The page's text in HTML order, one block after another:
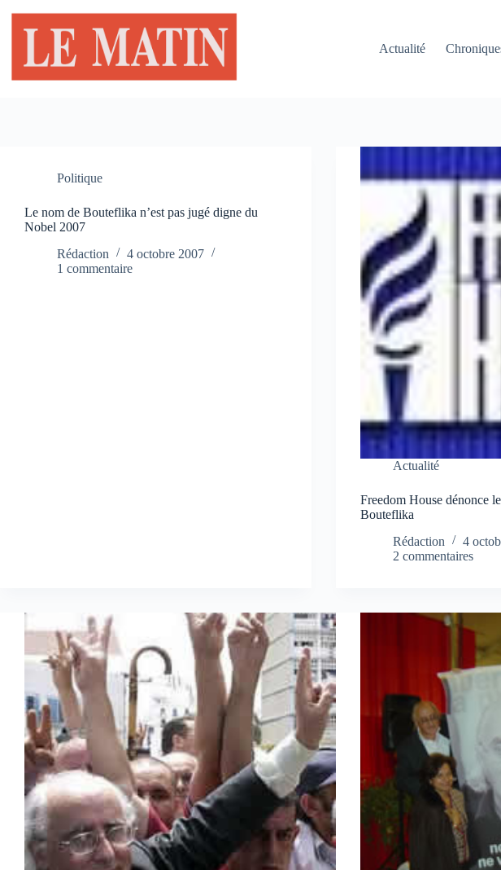
contenu
Actualité
Politique
Le nom de Bouteflika n’est pas jugé digne du
Nobel 2007
Rédaction
4 octobre 2007
1 commentaire
Actualité
Freedom House dénonce
Bouteflika
Rédaction
4
2 commentaires